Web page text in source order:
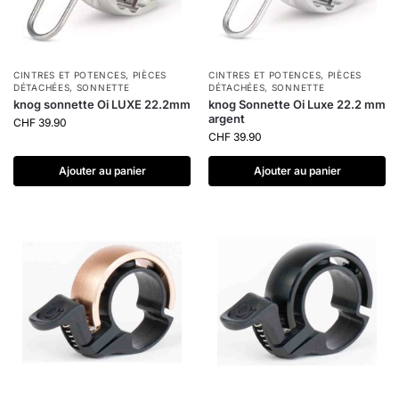
CINTRES ET POTENCES, PIÈCES
DÉTACHÉES, SONNETTE
knog sonnette Oi LUXE 22.2mm
CHF 39.90
Ajouter au panier
CINTRES ET POTENCES, PIÈCES
DÉTACHÉES, SONNETTE
knog Sonnette Oi Luxe 22.2 mm
argent
CHF 39.90
Ajouter au panier